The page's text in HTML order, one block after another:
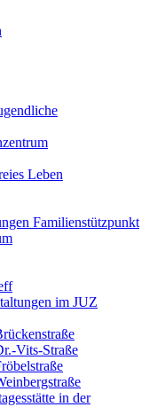
Leben
Familienstützpunkt
im JUZ
Vits-Straße
in der